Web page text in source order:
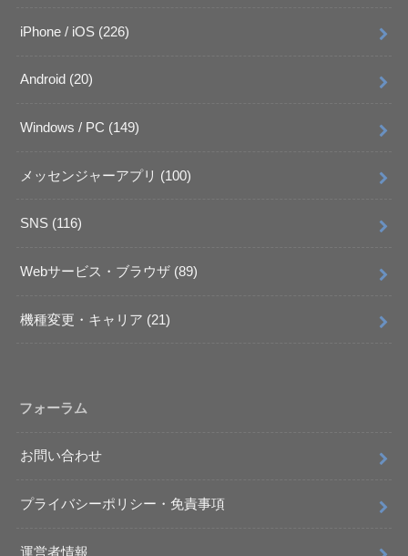
iPhone / iOS (226)
Android (20)
Windows / PC (149)
メッセンジャーアプリ (100)
SNS (116)
Webサービス・ブラウザ (89)
機種変更・キャリア (21)
フォーラム
お問い合わせ
プライバシーポリシー・免責事項
運営者情報